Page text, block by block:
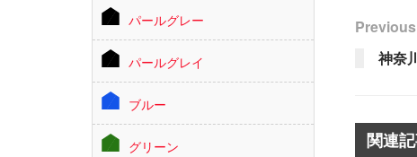
神奈
関連
パールグレー
パールグレイ
ブルー
グリーン